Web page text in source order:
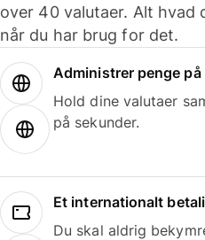
over 40 valutaer. Alt hvad
når du har brug for det.
Administrer penge
Hold dine valutaer
på sekunder.
Et internationalt
Du skal aldrig